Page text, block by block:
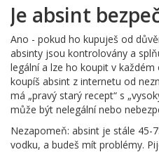
Je absint
Ano - pokud ho kupuješ od
absinty jsou kontrolovány a
legální a lze ho koupit v
koupíš absint z internetu od
má „pravý starý recept“ s
může být nelegální nebo
Nezapomeň: absint je stále 45-
vodku, a budeš mít problémy.